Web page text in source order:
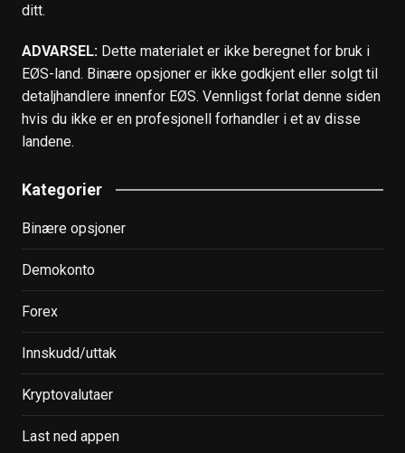
ditt.
ADVARSEL:Dette materialet er ikke beregnet for bruk i
EØS-land. Binære opsjoner er ikke godkjent eller solgt til
detaljhandlere innenfor EØS. Vennligst forlat denne siden
hvis du ikke er en profesjonell forhandler i et av disse
landene.
Kategorier
Binære opsjoner
Demokonto
Forex
Innskudd/uttak
Kryptovalutaer
Last ned appen